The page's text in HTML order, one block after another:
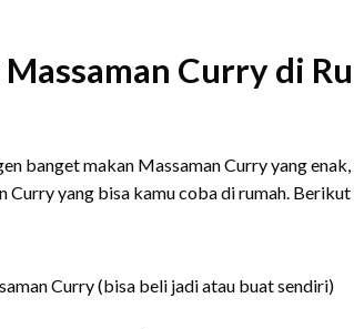
Curry di
banget makan Massaman Curry yang
Curry yang bisa kamu coba di rumah.
Curry (bisa beli jadi atau buat sendiri)